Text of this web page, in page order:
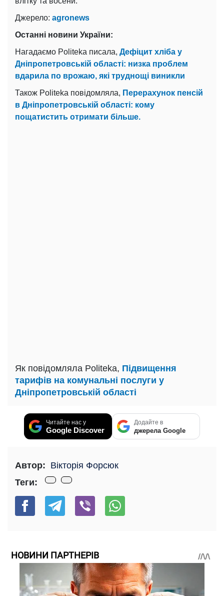
Джерело: agronews
Останні новини України:
Нагадаємо Politeka писала, Дефіцит хліба у
Дніпропетровській області: низка проблем
вдарила по врожаю, які труднощі виникли
Також Politeka повідомляла, Перерахунок пенсій
в Дніпропетровській області: кому
пощатистить отримати більше.
Як повідомляла Politeka, Підвищення
тарифів на комунальні послуги у
Дніпропетровській області
Читайте нас у
Google Discover
Додайте в
джерела Google
Автор: Вікторія Форсюк
Теги:
НОВИНИ ПАРТНЕРІВ